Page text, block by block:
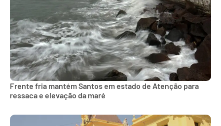
Frente fria mantém Santos em estado de Atenção para
ressaca e elevação da maré